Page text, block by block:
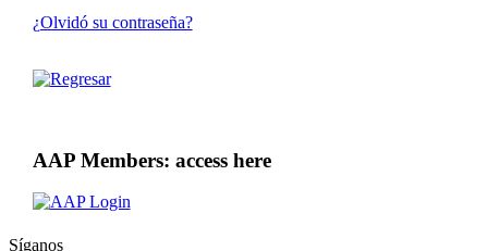
¿Olvidó su contraseña?
AAP Members: access here
Síganos